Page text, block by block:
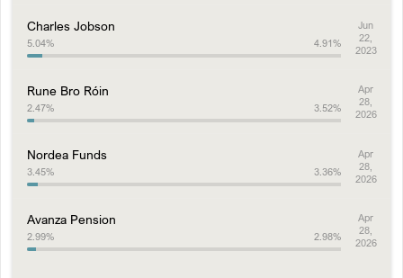
Charles Jobson
5.04% 4.91%
Jun
22,
2023
Rune Bro Róin
2.47% 3.52%
Apr
28,
2026
Nordea Funds
3.45% 3.36%
Apr
28,
2026
Avanza Pension
2.99% 2.98%
Apr
28,
2026